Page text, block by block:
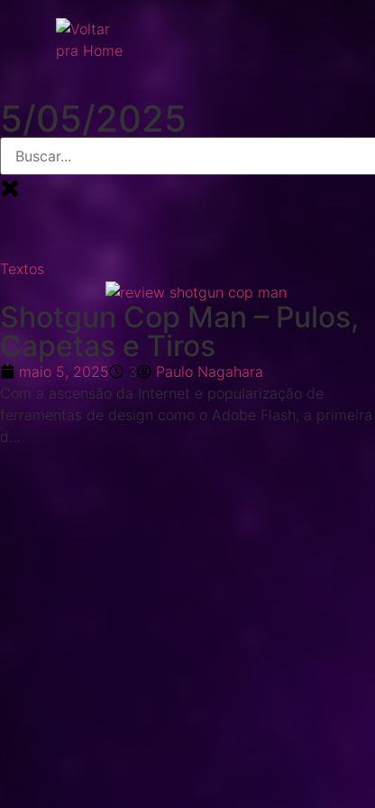
5/05/2025
Textos
Shotgun Cop Man – Pulos,
Capetas e Tiros
maio 5, 2025 3
Paulo Nagahara
Com a ascensão da Internet e popularização de
ferramentas de design como o Adobe Flash, a primeira
d...